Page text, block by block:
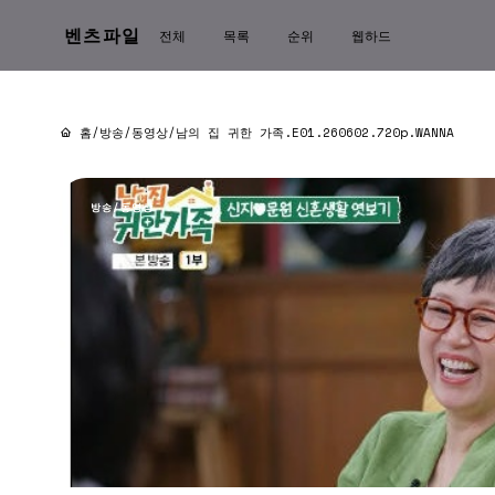
벤츠파일 전체 목록 순위 웹하드
홈/방송/동영상/남의 집 귀한 가족.E01.260602.720p.WANNA
방송/동영상